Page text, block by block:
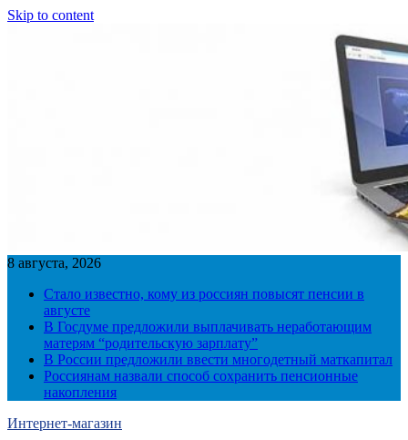
Skip to content
8 августа, 2026
Стало известно, кому из россиян повысят пенсии в
августе
В Госдуме предложили выплачивать неработающим
матерям “родительскую зарплату”
В России предложили ввести многодетный маткапитал
Россиянам назвали способ сохранить пенсионные
накопления
Интернет-магазин